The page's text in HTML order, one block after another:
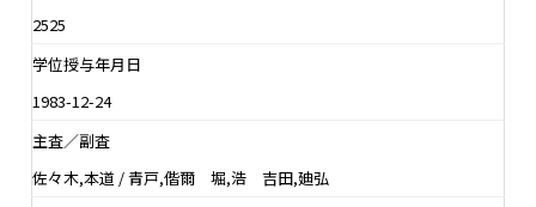
2525
学位授与年月日
1983-12-24
主査／副査
佐々木,本道 / 青戸,偕爾 堀,浩 吉田,廸弘